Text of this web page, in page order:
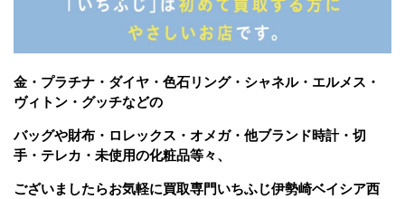
金・プラチナ・ダイヤ・色石リング・シャネル・エルメス・
ヴィトン・グッチなどの
バッグや財布・ロレックス・オメガ・他ブランド時計・切
手・テレカ・未使用の化粧品等々、
ございましたらお気軽に買取専門いちふじ伊勢崎ベイシア西